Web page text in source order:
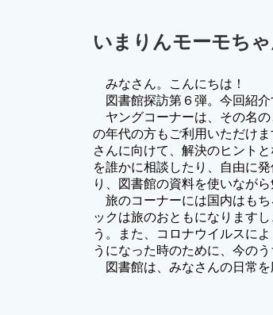
いまりんモーモち
みなさん。こんにちは！
図書館探訪第６弾。今回紹
ヤングコーナーは、その名
の年代の方もご利用いただけ
さんに向けて、解決のヒント
を誰かに相談したり、自由に
り、図書館の資料を使いなが
旅のコーナーには国内はも
ックは旅のおともになります
う。また、コロナウイルスに
うになった時のために、今の
図書館は、みなさんの日常